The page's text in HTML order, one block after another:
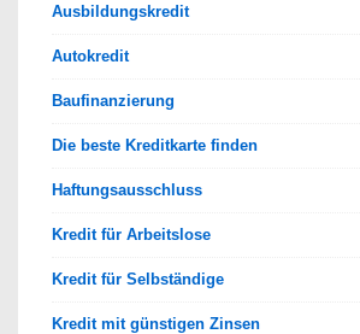
Ausbildungskredit
Autokredit
Baufinanzierung
Die beste Kreditkarte finden
Haftungsausschluss
Kredit für Arbeitslose
Kredit für Selbständige
Kredit mit günstigen Zinsen